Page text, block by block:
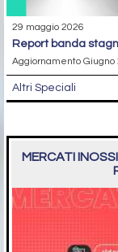
29 maggio 2026
report banda
Aggiornamento Giugno
Altri Speciali
MERCATI